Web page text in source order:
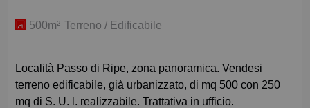
500m² Terreno / Edificabile
Località Passo di Ripe, zona panoramica. Vendesi
terreno edificabile, già urbanizzato, di mq 500 con 250
mq di S. U. l. realizzabile. Trattativa in ufficio.